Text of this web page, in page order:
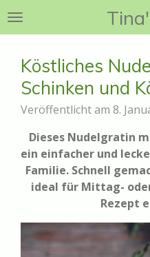
Zum
Köstliches
Schinken und
Veröffentlicht am 8.
Dieses Nudelgratin
ein einfacher und
Familie. Schnell
ideal für Mittag-
Rezept